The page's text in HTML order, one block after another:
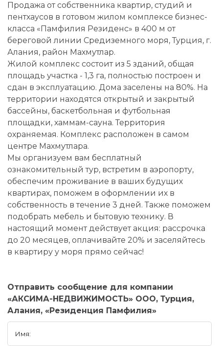
Продажа от собственника квартир, студий и
пентхаусов в готовом жилом комплексе бизнес-
класса «Памфилия Резиденс» в 400 м от
береговой линии Средиземного моря, Турция, г.
Алания, район Махмутлар.
Жилой комплекс состоит из 5 зданий, общая
площадь участка - 1,3 га, полностью построен и
сдан в эксплуатацию. Дома заселены на 80%. На
территории находятся открытый и закрытый
бассейны, баскетбольная и футбольная
площадки, хаммам-сауна. Территория
охраняемая. Комплекс расположен в самом
центре Махмутлара.
Мы организуем вам бесплатный
ознакомительный тур, встретим в аэропорту,
обеспечим проживание в ваших будущих
квартирах, поможем в оформлении их в
собственность в течение 3 дней. Также поможем
подобрать мебель и бытовую технику. В
настоящий момент действует акция: рассрочка
до 20 месяцев, оплачивайте 20% и заселяйтесь
в квартиру у моря прямо сейчас!
Отправить сообщение для компании
«АКСИМА-НЕДВИЖИМОСТЬ» ООО, Турция,
Алания, «Резиденция Памфилия»
Имя: